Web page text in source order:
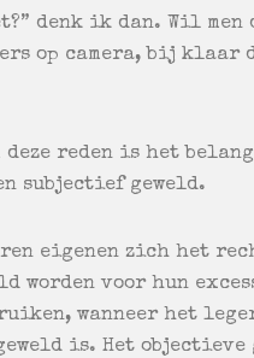
denk ik dan. Wil
op camera, bij klaar
deze reden is het
subjectief geweld.
eigenen zich het
worden voor hun
wanneer het
is. Het